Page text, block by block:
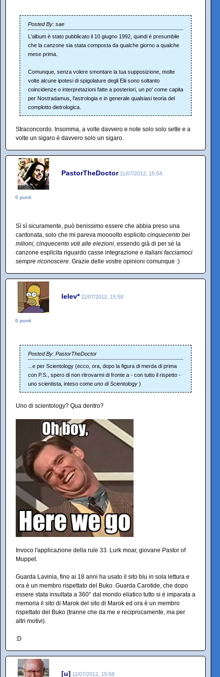
Posted By: sae
L'album è stato pubblicato il 10 giugno 1992, quindi è presumbile
che la canzone sia stata composta da qualche giorno a qualche
mese prima.
Comunque, senza volere smontare la tua supposizione, molte
volte alcune ipotesi di spigolature degli Elii sono soltanto
coincidenze o interpretazioni fatte a posteriori, un po' come capita
per Nostradamus, l'astrologia e in generale qualsiasi teoria del
complotto dietrologica.
Straconcordo. Insomma, a volte davvero e note solo solo sette e a
volte un sigaro è davvero solo un sigaro.
PastorTheDoctor 11/07/2012, 15:54
0 punti
Sì sì sicuramente, può benissimo essere che abbia preso una
cantonata, solo che mi pareva moooolto esplicito cinquecento bei
milioni, cinquecento voti alle elezioni, essendo già di per sé la
canzone esplicita riguardo casse integrazione e italiani facciamoci
sempre riconoscere. Grazie delle vostre opinioni comunque :)
lelev* 11/07/2012, 15:58
0 punti
Posted By: PastorTheDoctor
...e per Scientology (ecco, ora, dopo la figura di merda di prima
con P.S., spero di non ritrovarmi di fronte a - con tutto il rispetto -
uno scientista, inteso come uno di Scientology )
Uno di scientology? Qua dentro?
Invoco l'applicazione della rule 33. Lurk moar, giovane Pastor of
Muppet.
Guarda Lavinia, fino ai 18 anni ha usato il sito blu in sola lettura e
ora è un membro rispettato del Buko. Guarda Carotide, che dopo
essere stata insultata a 360° dal mondo eliatico tutto si è imparata a
memoria il sito di Marok del sito di Marok ed ora è un membro
rispettato del Buko (tranne che da me e reciprocamente, ma per
altri motivi).
:D
[u] 11/07/2012, 15:58